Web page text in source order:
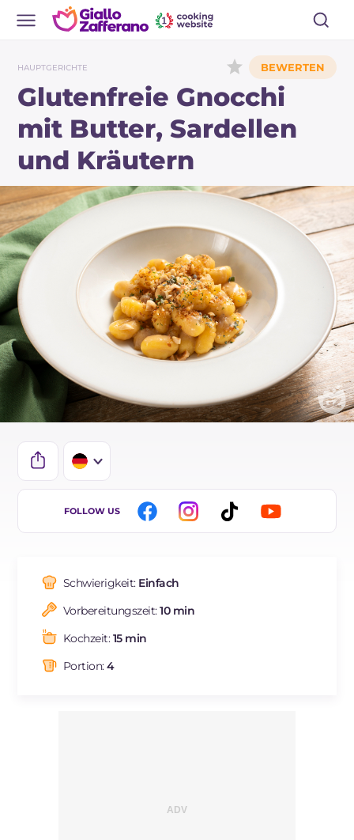
HAUPTGERICHTE
Glutenfreie Gnocchi
mit Butter, Sardellen
und Kräutern
IT
FR
NL
BR
FOLLOW US
Schwierigkeit: Einfach
Vorbereitungszeit:10 min
Kochzeit:15 min
Portion:4